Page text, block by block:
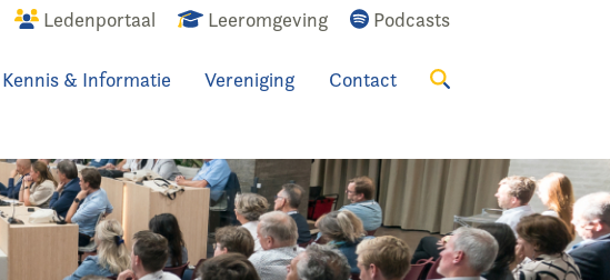
Ledenportaal Leeromgeving Podcasts
Kennis & Informatie Vereniging Contact